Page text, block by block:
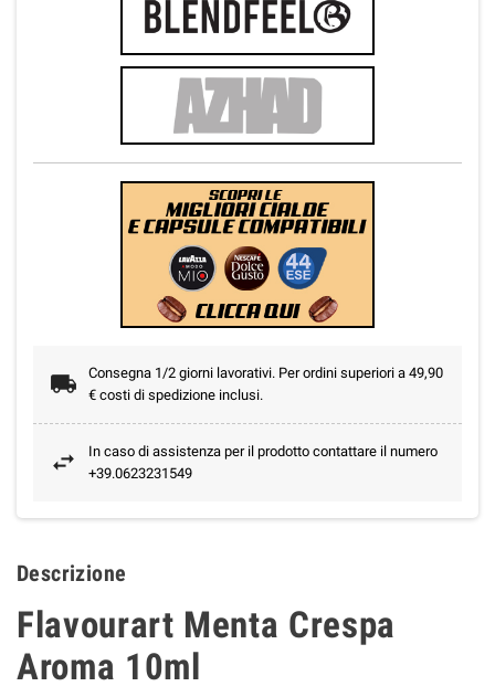
Consegna 1/2 giorni lavorativi. Per ordini superiori a 49,90
€ costi di spedizione inclusi.
In caso di assistenza per il prodotto contattare il numero
+39.0623231549
Descrizione
Flavourart Menta Crespa
Aroma 10ml